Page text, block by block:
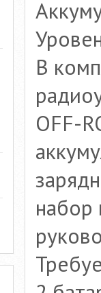
В
OFF-
набор